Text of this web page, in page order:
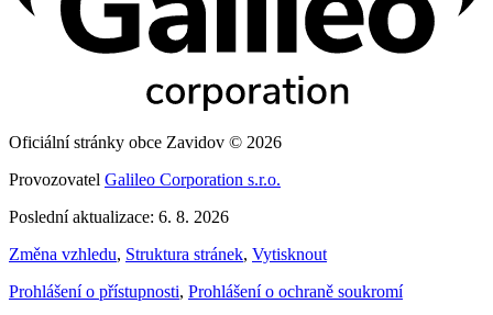
Oficiální stránky obce Zavidov © 2026
Provozovatel Galileo Corporation s.r.o.
Poslední aktualizace: 6. 8. 2026
Změna vzhledu, Struktura stránek, Vytisknout
Prohlášení o přístupnosti, Prohlášení o ochraně soukromí